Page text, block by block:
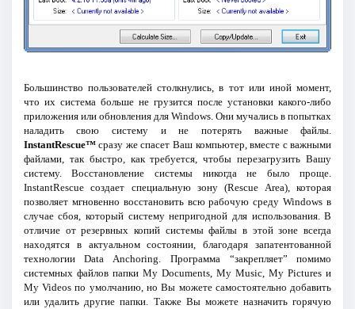
Большинство пользователей столкнулись, в тот или иной момент,
что их система больше не грузится после установки какого-либо
приложения или обновления для Windows. Они мучались в попытках
наладить свою систему и не потерять важные файлы.
InstantRescue™сразу же спасет Ваш компьютер, вместе с важными
файлами, так быстро, как требуется, чтобы перезагрузить Вашу
систему. Восстановление системы никогда не было проще.
InstantRescue создает специальную зону (Rescue Area), которая
позволяет мгновенно восстановить всю рабочую среду Windows в
случае сбоя, который систему непригодной для использования. В
отличие от резервных копий системы файлы в этой зоне всегда
находятся в актуальном состоянии, благодаря запатентованной
технологии Data Anchoring. Программа “закрепляет” помимо
системных файлов папки My Documents, My Music, My Pictures и
My Videos по умолчанию, но Вы можете самостоятельно добавить
или удалить другие папки. Также Вы можете назначить горячую